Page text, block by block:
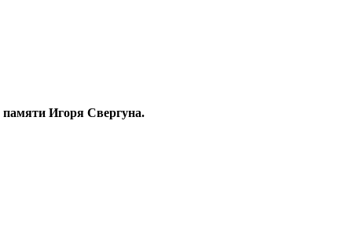
памяти Игоря Свергуна.